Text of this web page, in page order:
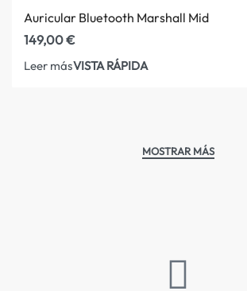
Auricular Bluetooth Marshall Mid
149,00€
Leer másVISTA RÁPIDA